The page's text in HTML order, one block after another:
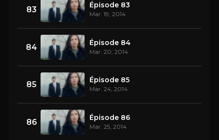
83 Épisode 83
Mar. 19, 2014
84 Épisode 84
Mar. 20, 2014
85 Épisode 85
Mar. 24, 2014
86 Épisode 86
Mar. 25, 2014